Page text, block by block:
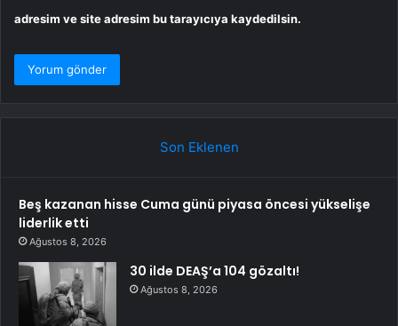
adresim ve site adresim bu tarayıcıya kaydedilsin.
Son Eklenen
Beş kazanan hisse Cuma günü piyasa öncesi yükselişe
liderlik etti
Ağustos 8, 2026
30 ilde DEAŞ’a 104 gözaltı!
Ağustos 8, 2026